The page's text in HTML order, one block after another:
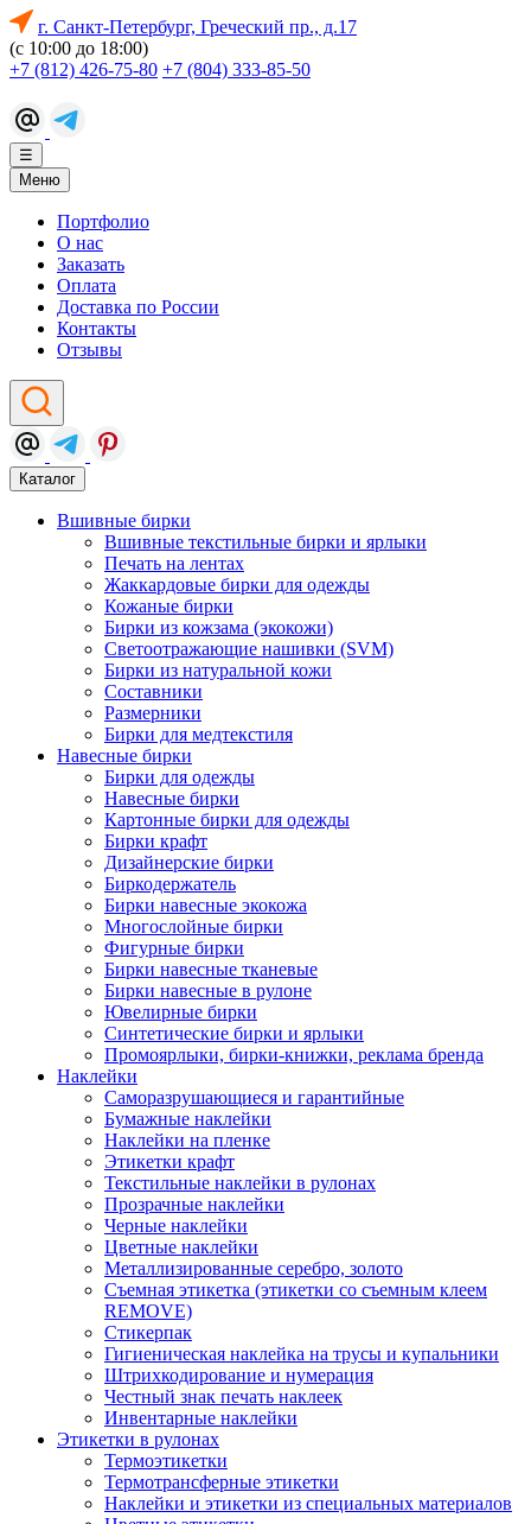
г. Санкт-Петербург, Греческий пр., д.17
(с 10:00 до 18:00)
+7 (812) 426-75-80 +7 (804) 333-85-50
☰
Меню
Портфолио
О нас
Заказать
Оплата
Доставка по России
Контакты
Отзывы
Каталог
Вшивные бирки
Вшивные текстильные бирки и ярлыки
Печать на лентах
Жаккардовые бирки для одежды
Кожаные бирки
Бирки из кожзама (экокожи)
Светоотражающие нашивки (SVM)
Бирки из натуральной кожи
Составники
Размерники
Бирки для медтекстиля
Навесные бирки
Бирки для одежды
Навесные бирки
Картонные бирки для одежды
Бирки крафт
Дизайнерские бирки
Биркодержатель
Бирки навесные экокожа
Многослойные бирки
Фигурные бирки
Бирки навесные тканевые
Бирки навесные в рулоне
Ювелирные бирки
Синтетические бирки и ярлыки
Промоярлыки, бирки-книжки, реклама бренда
Наклейки
Саморазрушающиеся и гарантийные
Бумажные наклейки
Наклейки на пленке
Этикетки крафт
Текстильные наклейки в рулонах
Прозрачные наклейки
Черные наклейки
Цветные наклейки
Металлизированные серебро, золото
Съемная этикетка (этикетки со съемным клеем
REMOVE)
Стикерпак
Гигиеническая наклейка на трусы и купальники
Штрихкодирование и нумерация
Честный знак печать наклеек
Инвентарные наклейки
Этикетки в рулонах
Термоэтикетки
Термотрансферные этикетки
Наклейки и этикетки из специальных материалов